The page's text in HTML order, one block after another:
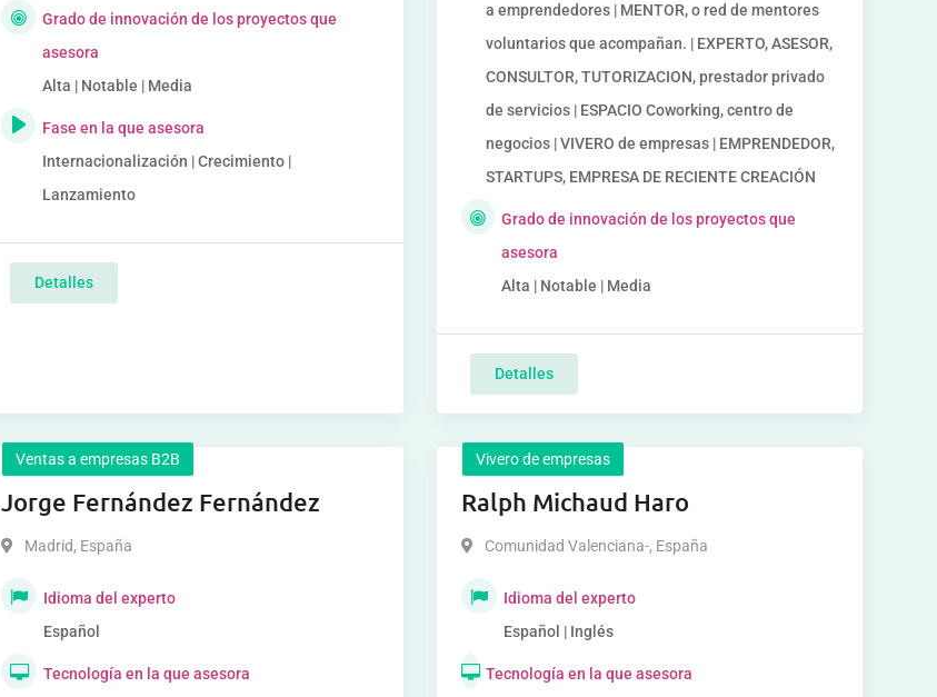
Grado de innovación de los proyectos que
asesora
Alta | Notable | Media
Fase en la que asesora
Internacionalización | Crecimiento |
Lanzamiento
Detalles
a emprendedores | MENTOR, o red de mentores
voluntarios que acompañan. | EXPERTO, ASESOR,
CONSULTOR, TUTORIZACION, prestador privado
de servicios | ESPACIO Coworking, centro de
negocios | VIVERO de empresas | EMPRENDEDOR,
STARTUPS, EMPRESA DE RECIENTE CREACIÓN
Grado de innovación de los proyectos que
asesora
Alta | Notable | Media
Detalles
Ventas a empresas B2B
Jorge Fernández Fernández
Madrid, España
Idioma del experto
Español
Tecnología en la que asesora
Vivero de empresas
Ralph Michaud Haro
Comunidad Valenciana-, España
Idioma del experto
Español | Inglés
Tecnología en la que asesora